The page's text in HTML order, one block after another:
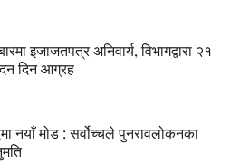
इजाजतपत्र अनिवार्य, विभागद्वारा २१
दिन आग्रह
नयाँ मोड : सर्वोच्चले पुनरावलोकनका